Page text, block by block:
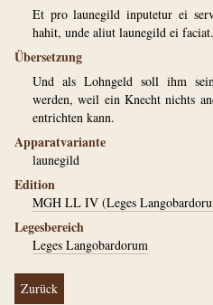
Et pro launegild inputetur ei
hahit, unde aliut launegild ei faciat.
Übersetzung
Und als Lohngeld soll ihm
werden, weil ein Knecht nichts
entrichten kann.
Apparatvariante
launegild
Edition
MGH LL IV (Leges
Legesbereich
Leges Langobardorum
Zurück